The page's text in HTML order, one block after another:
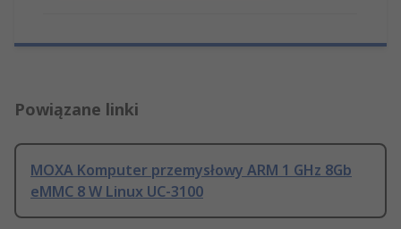
Powiązane linki
MOXA Komputer przemysłowy ARM 1 GHz 8Gb
eMMC 8 W Linux UC-3100